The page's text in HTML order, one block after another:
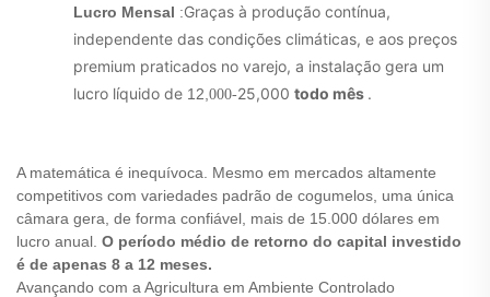
Lucro Mensal :Graças à produção contínua,
independente das condições climáticas, e aos preços
premium praticados no varejo, a instalação gera um
lucro líquido de 12 000-25,000 todo mês .
A matemática é inequívoca. Mesmo em mercados altamente
competitivos com variedades padrão de cogumelos, uma única
câmara gera, de forma confiável, mais de 15.000 dólares em
lucro anual. O período médio de retorno do capital investido
é de apenas 8 a 12 meses.
Avançando com a Agricultura em Ambiente Controlado